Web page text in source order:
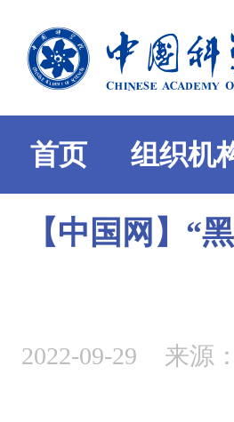
首页 组织机
【中国网】“
2022-09-29 来源：